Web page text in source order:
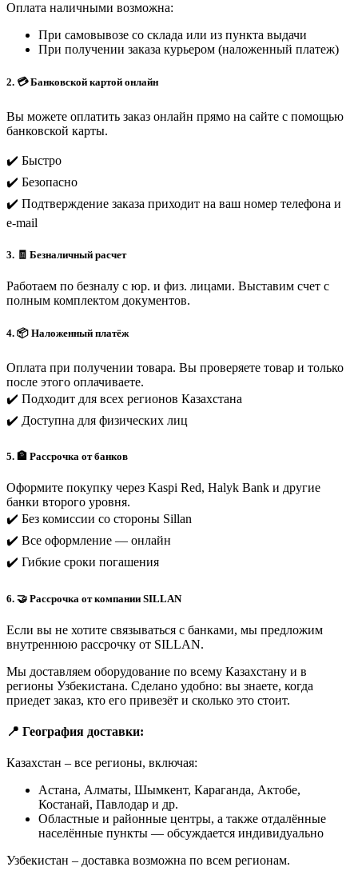
Оплата наличными возможна:
При самовывозе со склада или из пункта выдачи
При получении заказа курьером (наложенный платеж)
2. 💳 Банковской картой онлайн
Вы можете оплатить заказ онлайн прямо на сайте с помощью
банковской карты.
✔️ Быстро
✔️ Безопасно
✔️ Подтверждение заказа приходит на ваш номер телефона и
e-mail
3. 🧾 Безналичный расчет
Работаем по безналу с юр. и физ. лицами. Выставим счет с
полным комплектом документов.
4. 📦 Наложенный платёж
Оплата при получении товара. Вы проверяете товар и только
после этого оплачиваете.
✔️ Подходит для всех регионов Казахстана
✔️ Доступна для физических лиц
5. 🏦 Рассрочка от банков
Оформите покупку через Kaspi Red, Halyk Bank и другие
банки второго уровня.
✔️ Без комиссии со стороны Sillan
✔️ Все оформление — онлайн
✔️ Гибкие сроки погашения
6. 🤝 Рассрочка от компании SILLAN
Если вы не хотите связываться с банками, мы предложим
внутреннюю рассрочку от SILLAN.
Мы доставляем оборудование по всему Казахстану и в
регионы Узбекистана. Сделано удобно: вы знаете, когда
приедет заказ, кто его привезёт и сколько это стоит.
📍 География доставки:
Казахстан – все регионы, включая:
Астана, Алматы, Шымкент, Караганда, Актобе,
Костанай, Павлодар и др.
Областные и районные центры, а также отдалённые
населённые пункты — обсуждается индивидуально
Узбекистан – доставка возможна по всем регионам.